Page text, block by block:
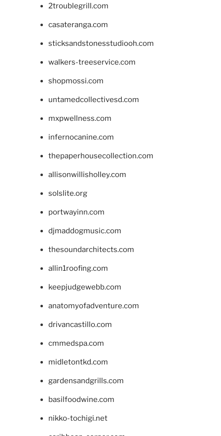
2troublegrill.com
casateranga.com
sticksandstonesstudiooh.com
walkers-treeservice.com
shopmossi.com
untamedcollectivesd.com
mxpwellness.com
infernocanine.com
thepaperhousecollection.com
allisonwillisholley.com
solslite.org
portwayinn.com
djmaddogmusic.com
thesoundarchitects.com
allin1roofing.com
keepjudgewebb.com
anatomyofadventure.com
drivancastillo.com
cmmedspa.com
midletontkd.com
gardensandgrills.com
basilfoodwine.com
nikko-tochigi.net